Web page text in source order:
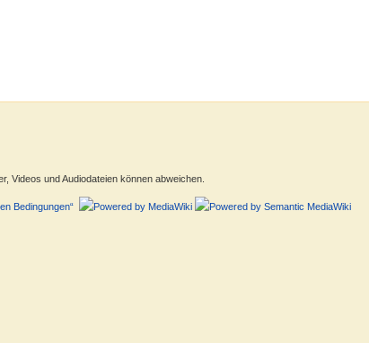
Videos und Audiodateien können abweichen.